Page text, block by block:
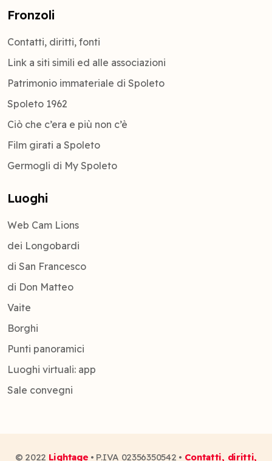
Fronzoli
Contatti, diritti, fonti
Link a siti simili ed alle associazioni
Patrimonio immateriale di Spoleto
Spoleto 1962
Ciò che c’era e più non c’è
Film girati a Spoleto
Germogli di My Spoleto
Luoghi
Web Cam Lions
dei Longobardi
di San Francesco
di Don Matteo
Vaite
Borghi
Punti panoramici
Luoghi virtuali: app
Sale convegni
© 2022 Lightage • P.IVA 02356350542 • Contatti, diritti,